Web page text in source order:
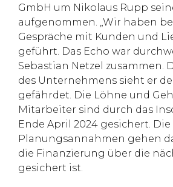
GmbH um Nikolaus Rupp
aufgenommen. „Wir haben
Gespräche mit Kunden und
geführt. Das Echo war
Sebastian Netzel zusammen.
des Unternehmens sieht er
gefährdet. Die Löhne und
Mitarbeiter sind durch das
Ende April 2024 gesichert. Die
Planungsannahmen gehen
die Finanzierung über die
gesichert ist.